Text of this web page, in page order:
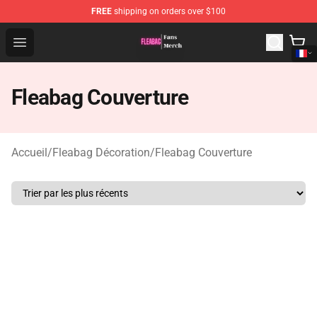
FREE shipping on orders over $100
Open menu
Fleabag Store - Official Fleabag Merchandise Shop
Fleabag Couverture
Accueil/Fleabag Décoration/Fleabag Couverture